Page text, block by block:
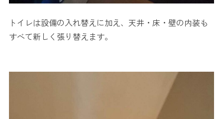
トイレは設備の入れ替えに加え、天井・床・壁の内装も
すべて新しく張り替えます。